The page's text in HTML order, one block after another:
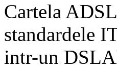
Cartela
standardele
intr-un